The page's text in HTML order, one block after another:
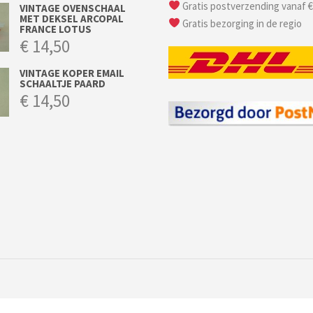
VINTAGE OVENSCHAAL
MET DEKSEL ARCOPAL
FRANCE LOTUS
€ 14,50
VINTAGE KOPER EMAIL
SCHAALTJE PAARD
€ 14,50
Gratis postverzending vanaf
Gratis bezorging in de regio